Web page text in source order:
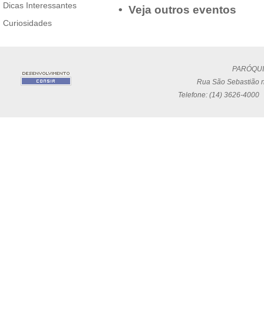
Dicas Interessantes
Curiosidades
• Veja outros eventos
Rua São Sebastião
Telefone: (14) 3626-